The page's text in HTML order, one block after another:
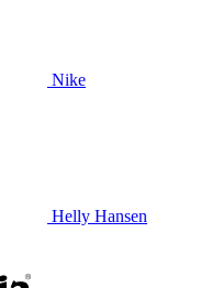
Nike
Helly Hansen